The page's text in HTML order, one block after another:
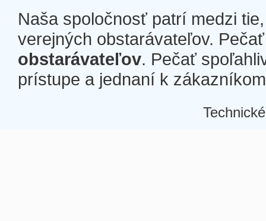
Naša spoločnosť patrí medzi
verejných obstarávateľov.
obstarávateľov. Pečať
prístupe a jednaní k